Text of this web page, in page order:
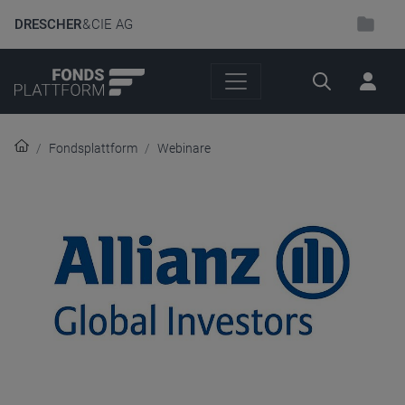
DRESCHER& CIE AG
Suche
Fondsplattform Webinare